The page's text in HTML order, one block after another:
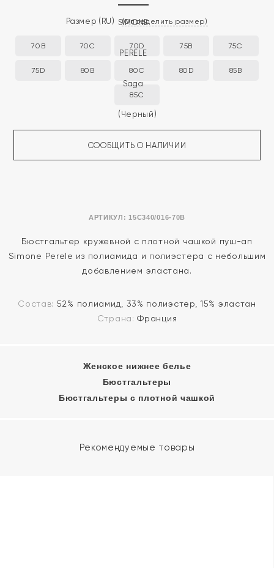
АРТИКУЛ: 15C340/016-70B
Размер (RU) (Определить размер)
70B 70C 70D 75B 75C
75D 80B 80C 80D 85B
85C
СООБЩИТЬ О НАЛИЧИИ
Бюстгальтер кружевной с плотной чашкой пуш-ап
Simone Perele из полиамида и полиэстера с небольшим
добавлением эластана.
Состав: 52% полиамид, 33% полиэстер, 15% эластан
Страна:Франция
Женское нижнее белье
Бюстгальтеры
Бюстгальтеры с плотной чашкой
Рекомендуемые товары